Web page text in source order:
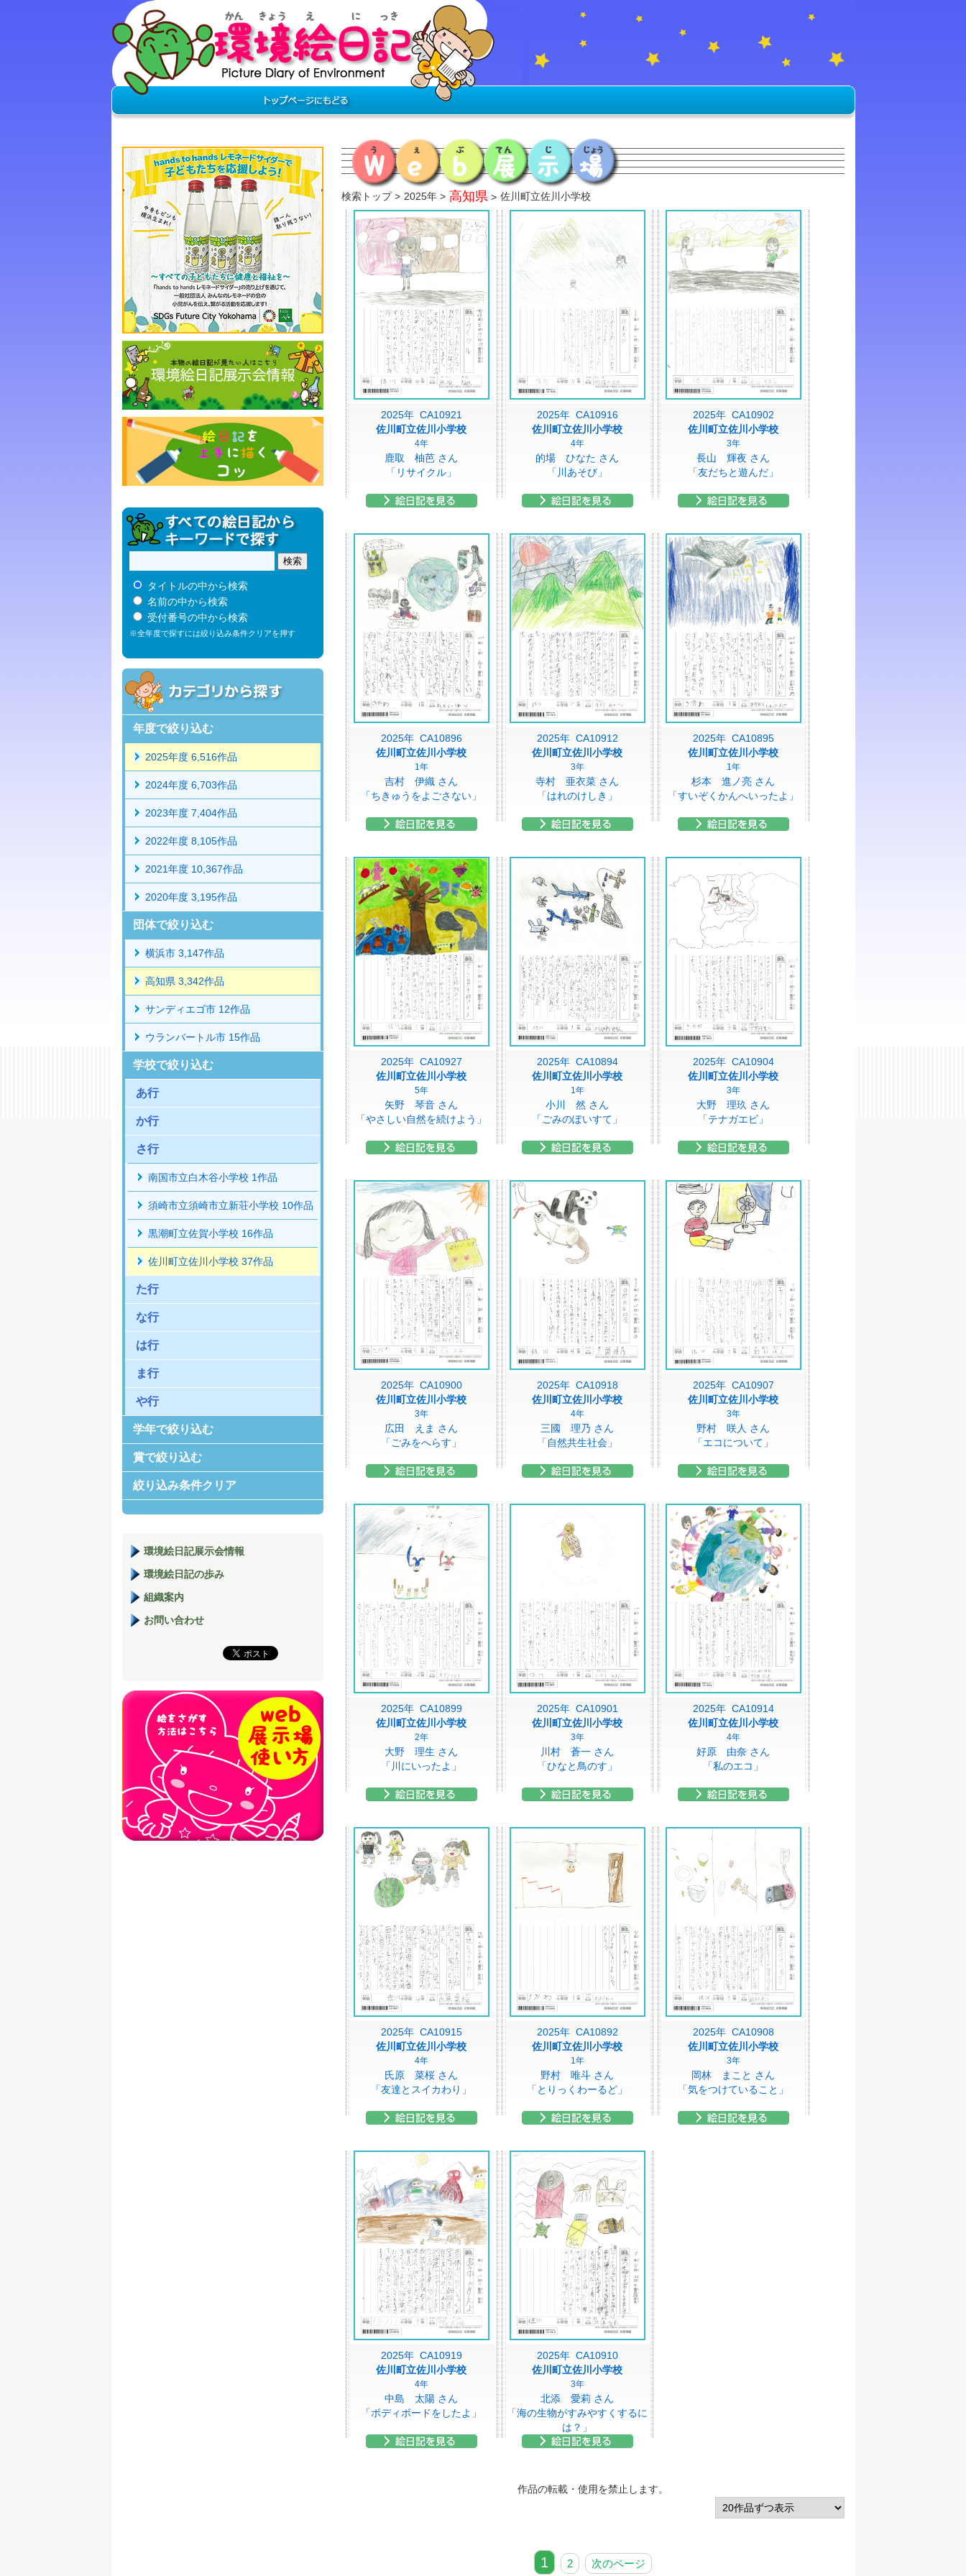
検索トップ 2025年 高知県 佐川町立佐川小学校
2025年 CA10921
佐川町立佐川小学校
4年
鹿取 柚芭 さん
「リサイクル」
2025年 CA10916
佐川町立佐川小学校
4年
的場 ひなた さん
「川あそび」
2025年 CA10902
佐川町立佐川小学校
3年
長山 輝夜 さん
「友だちと遊んだ」
2025年 CA10896
佐川町立佐川小学校
1年
吉村 伊織 さん
「ちきゅうをよごさない」
2025年 CA10912
佐川町立佐川小学校
3年
寺村 亜衣菜 さん
「はれのけしき」
2025年 CA10895
佐川町立佐川小学校
1年
杉本 進ノ亮 さん
「すいぞくかんへいったよ」
2025年 CA10927
佐川町立佐川小学校
5年
矢野 琴音 さん
「やさしい自然を続けよう」
2025年 CA10894
佐川町立佐川小学校
1年
小川 然 さん
「ごみのぽいすて」
2025年 CA10904
佐川町立佐川小学校
3年
大野 理玖 さん
「テナガエビ」
2025年 CA10900
佐川町立佐川小学校
3年
広田 えま さん
「ごみをへらす」
2025年 CA10918
佐川町立佐川小学校
4年
三國 理乃 さん
「自然共生社会」
2025年 CA10907
佐川町立佐川小学校
3年
野村 咲人 さん
「エコについて」
2025年 CA10899
佐川町立佐川小学校
2年
大野 理生 さん
「川にいったよ」
2025年 CA10901
佐川町立佐川小学校
3年
川村 蒼一 さん
「ひなと鳥のす」
2025年 CA10914
佐川町立佐川小学校
4年
好原 由奈 さん
「私のエコ」
2025年 CA10915
佐川町立佐川小学校
4年
氏原 菜桜 さん
「友達とスイカわり」
2025年 CA10892
佐川町立佐川小学校
1年
野村 唯斗 さん
「とりっくわーるど」
2025年 CA10908
佐川町立佐川小学校
3年
岡林 まこと さん
「気をつけていること」
2025年 CA10919
佐川町立佐川小学校
4年
中島 太陽 さん
「ボディボードをしたよ」
2025年 CA10910
佐川町立佐川小学校
3年
北添 愛莉 さん
「海の生物がすみやすくするに
は？」
作品の転載・使用を禁止します。
1 2 次のページ
タイトルの中から検索
名前の中から検索
受付番号の中から検索
※全年度で探すには絞り込み条件クリアを押す
年度で絞り込む
2025年度 6,516作品
2024年度 6,703作品
2023年度 7,404作品
2022年度 8,105作品
2021年度 10,367作品
2020年度 3,195作品
団体で絞り込む
横浜市 3,147作品
高知県 3,342作品
サンディエゴ市 12作品
ウランバートル市 15作品
学校で絞り込む
あ行
か行
さ行
南国市立白木谷小学校 1作品
須崎市立須崎市立新荘小学校 10作品
黒潮町立佐賀小学校 16作品
佐川町立佐川小学校 37作品
た行
な行
は行
ま行
や行
学年で絞り込む
賞で絞り込む
絞り込み条件クリア
環境絵日記展示会情報
環境絵日記の歩み
組織案内
お問い合わせ